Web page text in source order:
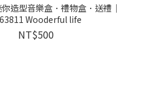
你造型音樂盒．禮物盒．送禮｜
Wooderful life
NT$500